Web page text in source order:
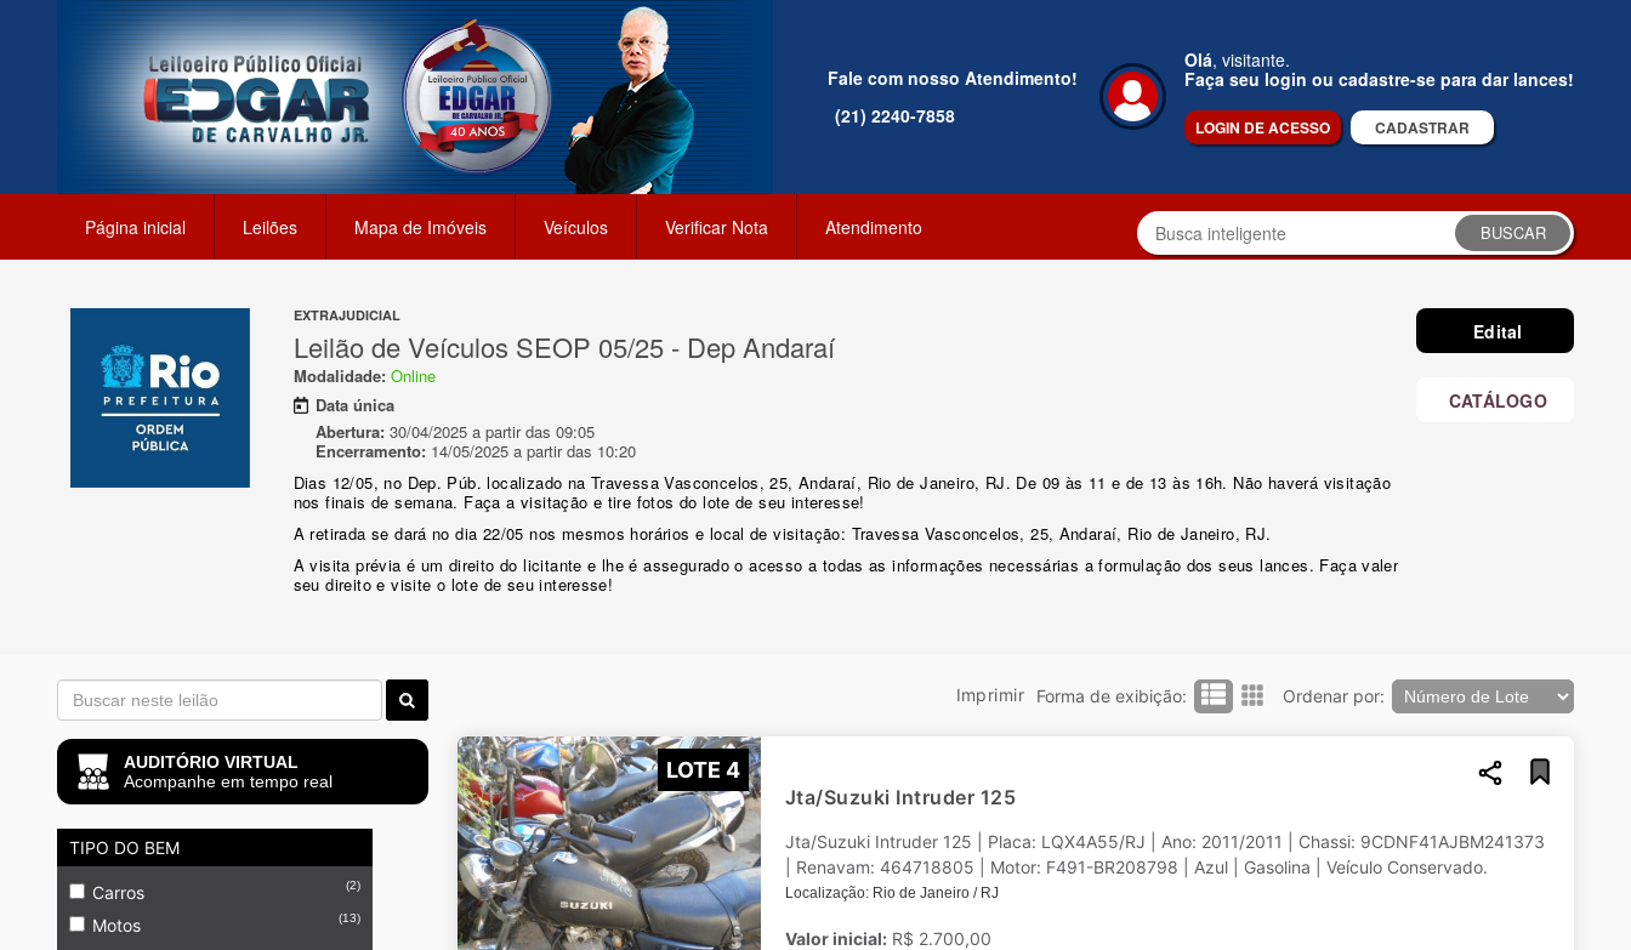
Fale com nosso Atendimento!
(21) 2240-7858
Olá, visitante.
Faça seu login ou cadastre-se para dar lances!
LOGIN DE ACESSO CADASTRAR
Página inicial Leilões Mapa de Imóveis Veículos Verificar Nota Atendimento BUSCAR
EXTRAJUDICIAL
Leilão de Veículos SEOP 05/25 - Dep Andaraí
Modalidade: Online
Data única
Abertura:30/04/2025 a partir das 09:05
Encerramento:14/05/2025 a partir das 10:20
Dias 12/05, no Dep. Púb. localizado na Travessa Vasconcelos, 25, Andaraí, Rio de Janeiro, RJ. De 09 às 11 e de 13 às 16h. Não haverá visitação
nos finais de semana. Faça a visitação e tire fotos do lote de seu interesse!
A retirada se dará no dia 22/05 nos mesmos horários e local de visitação: Travessa Vasconcelos, 25, Andaraí, Rio de Janeiro, RJ.
A visita prévia é um direito do licitante e lhe é assegurado o acesso a todas as informações necessárias a formulação dos seus lances. Faça valer
seu direito e visite o lote de seu interesse!
Edital
CATÁLOGO
AUDITÓRIO VIRTUAL
Acompanhe em tempo real
Imprimir Forma de exibição: Ordenar por:
TIPO DO BEM
Carros (2)
Motos (13)
LOTE 4
Jta/Suzuki Intruder 125
Jta/Suzuki Intruder 125 | Placa: LQX4A55/RJ | Ano: 2011/2011 | Chassi: 9CDNF41AJBM241373
| Renavam: 464718805 | Motor: F491-BR208798 | Azul | Gasolina | Veículo Conservado.
Localização: Rio de Janeiro / RJ
Valor inicial: R$ 2.700,00